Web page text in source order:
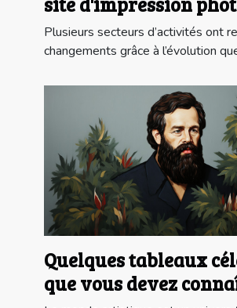
Plusieurs secteurs d’activités ont
changements grâce à l’évolution
Quelques tableaux
que vous devez